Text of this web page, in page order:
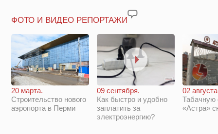
ФОТО И ВИДЕО РЕПОРТАЖИ
20 марта.
Строительство нового
аэропорта в Перми
09 сентября.
Как быстро и удобно
заплатить за
электроэнергию?
02
Табачную
«Астра»